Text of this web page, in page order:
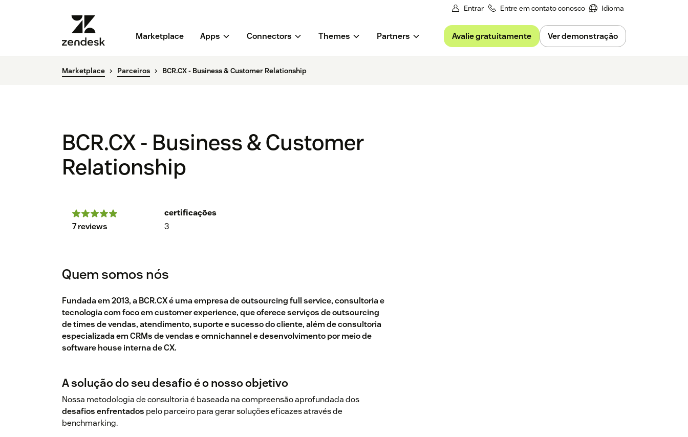
Entrar Entre em contato conosco Idioma
Marketplace Apps Connectors Themes Partners Avalie gratuitamente Ver demonstração
Marketplace Parceiros BCR.CX - Business & Customer Relationship
BCR.CX - Business & Customer
Relationship
7 reviews
certificações
3
Quem somos nós
Fundada em 2013, a BCR.CX é uma empresa de outsourcing full service, consultoria e
tecnologia com foco em customer experience, que oferece serviços de outsourcing
de times de vendas, atendimento, suporte e sucesso do cliente, além de consultoria
especializada em CRMs de vendas e omnichannel e desenvolvimento por meio de
software house interna de CX.
A solução do seu desafio é o nosso objetivo
Nossa metodologia de consultoria é baseada na compreensão aprofundada dos
desafios enfrentados pelo parceiro para gerar soluções eficazes através de
benchmarking.